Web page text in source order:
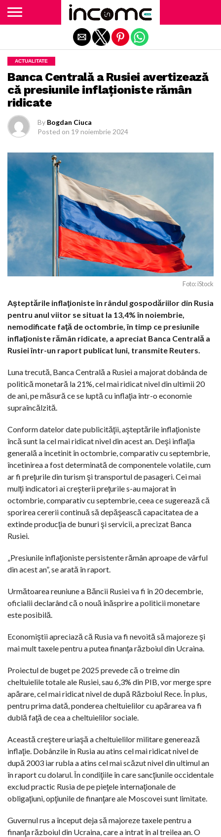
ACTUALITATE
Banca Centrală a Rusiei avertizează
că presiunile inflaţioniste rămân
ridicate
By Bogdan Ciuca
Posted on 19 noiembrie 2024
Foto: iStock
Aşteptările inflaţioniste în rândul gospodăriilor din Rusia
pentru anul viitor se situat la 13,4% în noiembrie,
nemodificate faţă de octombrie, în timp ce presiunile
inflaţioniste rămân ridicate, a apreciat Banca Centrală a
Rusiei într-un raport publicat luni, transmite Reuters.
Luna trecută, Banca Centrală a Rusiei a majorat dobânda de
politică monetară la 21%, cel mai ridicat nivel din ultimii 20
de ani, pe măsură ce se luptă cu inflaţia într-o economie
supraîncălzită.
Conform datelor date publicităţii, aşteptările inflaţioniste
încă sunt la cel mai ridicat nivel din acest an. Deşi inflaţia
generală a încetinit în octombrie, comparativ cu septembrie,
încetinirea a fost determinată de componentele volatile, cum
ar fi preţurile din turism şi transportul de pasageri. Cei mai
mulţi indicatori ai creşterii preţurile s-au majorat în
octombrie, comparativ cu septembrie, ceea ce sugerează că
sporirea cererii continuă să depăşească capacitatea de a
extinde producţia de bunuri şi servicii, a precizat Banca
Rusiei.
„Presiunile inflaţioniste persistente rămân aproape de vârful
din acest an”, se arată în raport.
Următoarea reuniune a Băncii Rusiei va fi în 20 decembrie,
oficialii declarând că o nouă înăsprire a politicii monetare
este posibilă.
Economiştii apreciază că Rusia va fi nevoită să majoreze şi
mai mult taxele pentru a putea finanţa războiul din Ucraina.
Proiectul de buget pe 2025 prevede că o treime din
cheltuielile totale ale Rusiei, sau 6,3% din PIB, vor merge spre
apărare, cel mai ridicat nivel de după Războiul Rece. În plus,
pentru prima dată, ponderea cheltuielilor cu apărarea va fi
dublă faţă de cea a cheltuielilor sociale.
Această creştere uriaşă a cheltuielilor militare generează
inflaţie. Dobânzile în Rusia au atins cel mai ridicat nivel de
după 2003 iar rubla a atins cel mai scăzut nivel din ultimul an
în raport cu dolarul. În condiţiile în care sancţiunile occidentale
exclud practic Rusia de pe pieţele internaţionale de
obligaţiuni, opţiunile de finanţare ale Moscovei sunt limitate.
Guvernul rus a început deja să majoreze taxele pentru a
finanţa războiul din Ucraina, care a intrat în al treilea an. O
Exit mobile version